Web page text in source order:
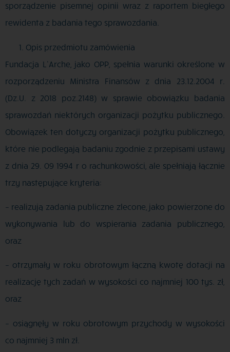
sporządzenie pisemnej opinii wraz z raportem biegłego
rewidenta z badania tego sprawozdania.
Opis przedmiotu zamówienia
Fundacja L’Arche, jako OPP, spełnia warunki określone w
rozporządzeniu Ministra Finansów z dnia 23.12.2004 r.
(Dz.U. z 2018 poz.2148) w sprawie obowiązku badania
sprawozdań niektórych organizacji pożytku publicznego.
Obowiązek ten dotyczy organizacji pożytku publicznego,
które nie podlegają badaniu zgodnie z przepisami ustawy
z dnia 29. 09 1994 r o rachunkowości, ale spełniają łącznie
trzy następujące kryteria:
– realizują zadania publiczne zlecone, jako powierzone do
wykonywania lub do wspierania zadania publicznego,
oraz
– otrzymały w roku obrotowym łączną kwotę dotacji na
realizację tych zadań w wysokości co najmniej 100 tys. zł,
oraz
– osiągnęły w roku obrotowym przychody w wysokości
co najmniej 3 mln zł.